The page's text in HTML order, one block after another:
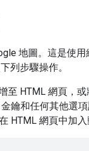
地圖。這是使
列步驟操作。
至 HTML 網頁，
鑰和任何其他選
HTML 網頁中加